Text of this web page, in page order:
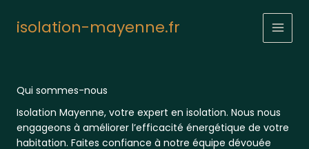
isolation-mayenne.fr
Qui sommes-nous
Isolation Mayenne, votre expert en isolation. Nous nous
engageons à améliorer l’efficacité énergétique de votre
habitation. Faites confiance à notre équipe dévouée